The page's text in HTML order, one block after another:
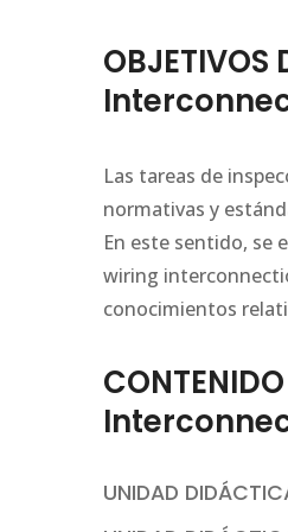
Las tareas de
normativas y
En este sentido, se
wiring
conocimientos
UNIDAD